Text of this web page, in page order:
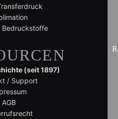
Bedruckstoffe
(seit 1897)
/ Support
AGB